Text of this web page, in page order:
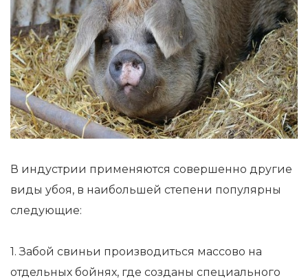
В индустрии применяются совершенно другие
виды убоя, в наибольшей степени популярны
следующие:
1. Забой свиньи производиться массово на
отдельных бойнях, где созданы специального